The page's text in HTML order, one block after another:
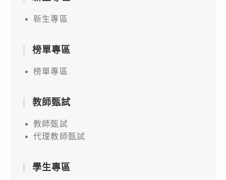
新生專區
榜單專區
榜單專區
教師甄試
教師甄試
代理教師甄試
學生專區